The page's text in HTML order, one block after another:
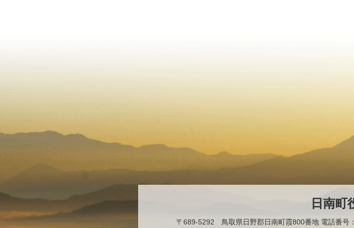
日南町
〒689-5292 鳥取県日野郡日南町霞800番地 電話番号